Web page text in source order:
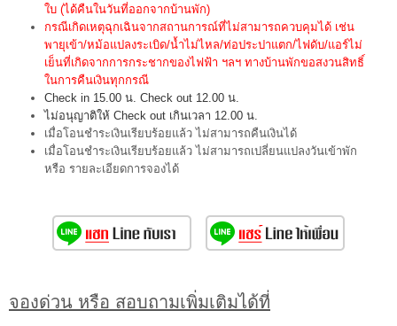
ใบ (ได้คืนในวันที่ออกจากบ้านพัก)
กรณีเกิดเหตุฉุกเฉินจากสถานการณ์ที่ไม่สามารถควบคุมได้ เช่น
พายุเข้า/หม้อแปลงระเบิด/น้ำไม่ไหล/ท่อประปาแตก/ไฟดับ/แอร์ไม่
เย็นที่เกิดจากการกระชากของไฟฟ้า ฯลฯ ทางบ้านพักขอสงวนสิทธิ์
ในการคืนเงินทุกกรณี
Check in 15.00 น. Check out 12.00 น.
ไม่อนุญาติให้ Check out เกินเวลา 12.00 น.
เมื่อโอนชำระเงินเรียบร้อยแล้ว ไม่สามารถคืนเงินได้
เมื่อโอนชำระเงินเรียบร้อยแล้ว ไม่สามารถเปลี่ยนแปลงวันเข้าพัก
หรือ รายละเอียดการจองได้
จองด่วน หรือ สอบถามเพิ่มเติมได้ที่